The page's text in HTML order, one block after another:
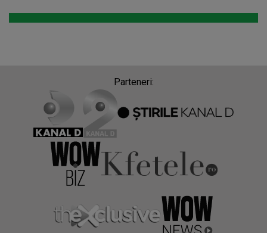
Parteneri: